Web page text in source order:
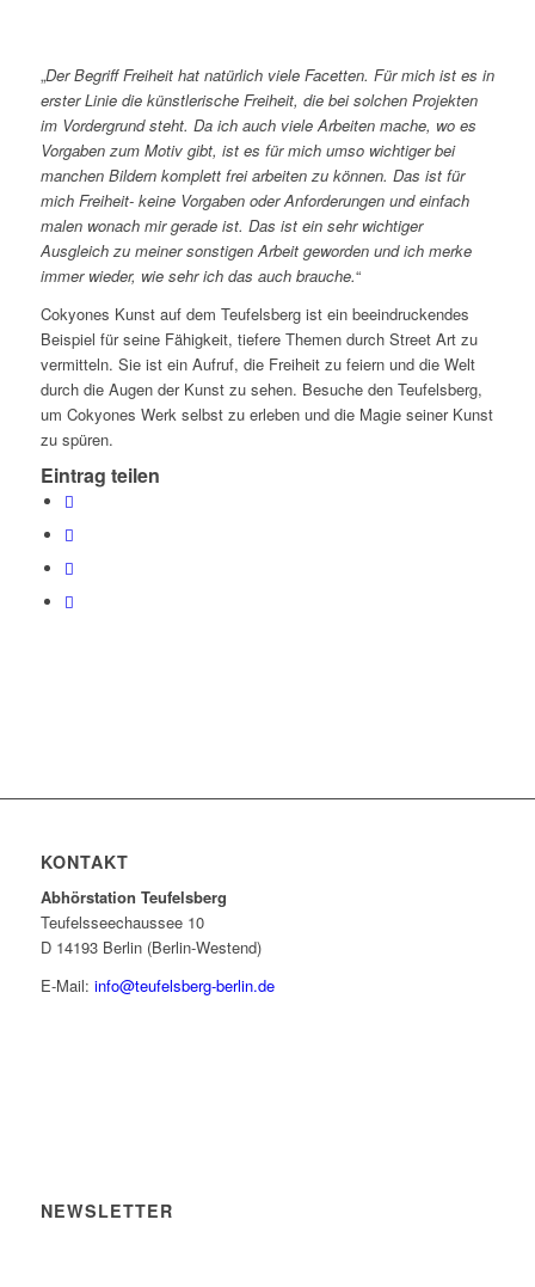
„Der Begriff Freiheit hat natürlich viele Facetten. Für mich ist es in
erster Linie die künstlerische Freiheit, die bei solchen Projekten
im Vordergrund steht. Da ich auch viele Arbeiten mache, wo es
Vorgaben zum Motiv gibt, ist es für mich umso wichtiger bei
manchen Bildern komplett frei arbeiten zu können. Das ist für
mich Freiheit- keine Vorgaben oder Anforderungen und einfach
malen wonach mir gerade ist. Das ist ein sehr wichtiger
Ausgleich zu meiner sonstigen Arbeit geworden und ich merke
immer wieder, wie sehr ich das auch brauche.“
Cokyones Kunst auf dem Teufelsberg ist ein beeindruckendes
Beispiel für seine Fähigkeit, tiefere Themen durch Street Art zu
vermitteln. Sie ist ein Aufruf, die Freiheit zu feiern und die Welt
durch die Augen der Kunst zu sehen. Besuche den Teufelsberg,
um Cokyones Werk selbst zu erleben und die Magie seiner Kunst
zu spüren.
Eintrag teilen
KONTAKT
Abhörstation Teufelsberg
Teufelsseechaussee 10
D 14193 Berlin (Berlin-Westend)
E-Mail: info@teufelsberg-berlin.de
NEWSLETTER